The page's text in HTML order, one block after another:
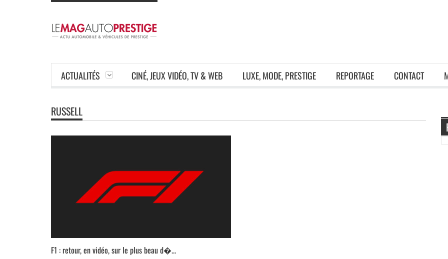
ACTUALITÉS CINÉ, JEUX VIDÉO, TV & WEB LUXE, MODE, PRESTIGE REPORTAGE CONTACT
RUSSELL
F1 : retour, en vidéo, sur le plus beau d�...